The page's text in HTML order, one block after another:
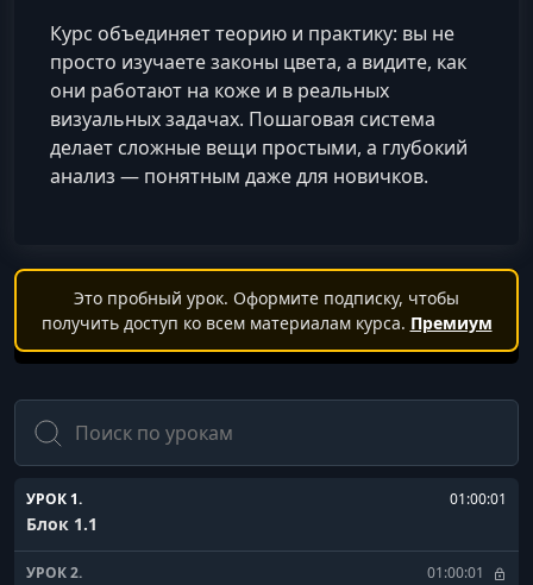
Курс объединяет теорию и практику: вы не
просто изучаете законы цвета, а видите, как
они работают на коже и в реальных
визуальных задачах. Пошаговая система
делает сложные вещи простыми, а глубокий
анализ — понятным даже для новичков.
Это пробный урок. Оформите подписку, чтобы
получить доступ ко всем материалам курса. Премиум
Поиск
УРОК 1. 01:00:01
Блок 1.1
УРОК 2. 01:00:01